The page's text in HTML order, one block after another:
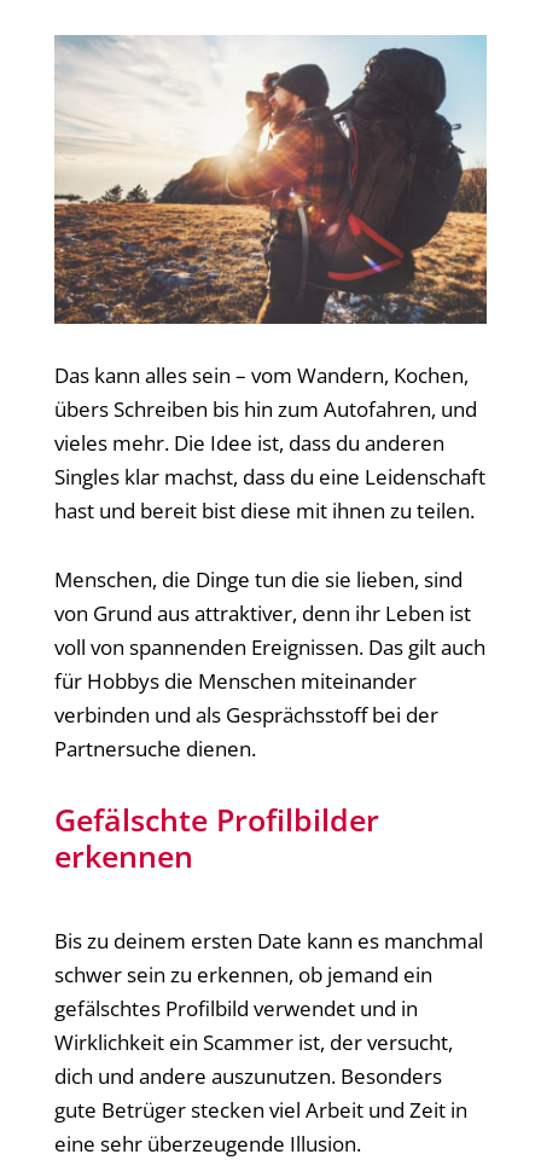
Das kann alles sein – vom Wandern, Kochen,
übers Schreiben bis hin zum Autofahren, und
vieles mehr. Die Idee ist, dass du anderen
Singles klar machst, dass du eine Leidenschaft
hast und bereit bist diese mit ihnen zu teilen.
Menschen, die Dinge tun die sie lieben, sind
von Grund aus attraktiver, denn ihr Leben ist
voll von spannenden Ereignissen. Das gilt auch
für Hobbys die Menschen miteinander
verbinden und als Gesprächsstoff bei der
Partnersuche dienen.
Gefälschte Profilbilder
erkennen
Bis zu deinem ersten Date kann es manchmal
schwer sein zu erkennen, ob jemand ein
gefälschtes Profilbild verwendet und in
Wirklichkeit ein Scammer ist, der versucht,
dich und andere auszunutzen. Besonders
gute Betrüger stecken viel Arbeit und Zeit in
eine sehr überzeugende Illusion.